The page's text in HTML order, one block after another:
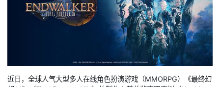
近日，全球人气大型多人在线角色扮演游戏（MMORPG）《最终幻